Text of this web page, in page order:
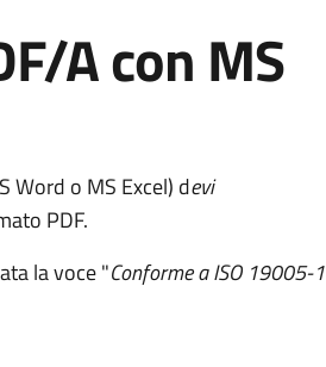
A con MS
Word o MS Excel) devi
PDF.
la voce "Conforme a ISO 19005-1